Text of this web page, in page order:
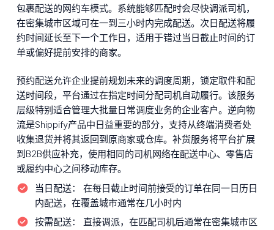
包裹配送的网约车模式。系统能够匹配时会尽快调派司机，
在密集城市区域可在一到三小时内完成配送。次日配送将履
约时间延长至下一个工作日，适用于错过当日截止时间的订
单或偏好提前安排的商家。
预约配送允许企业提前规划未来的调度周期，锁定取件和配
送时间段，平台通过在指定时间分配司机自动履行。该服务
层级特别适合管理大批量日常调度业务的企业客户。逆向物
流是Shippify产品中日益重要的部分，支持从终端消费者处
收集退货并将其返回到原商家或仓库。补货服务将平台扩展
到B2B供应补充，使用相同的司机网络在配送中心、零售店
或履约中心之间移动库存。
当日配送：
在每日截止时间前接受的订单在同一日历日
内配送，在覆盖城市通常在几小时内
按需配送：
直接调派，在匹配司机后通常在密集城市区